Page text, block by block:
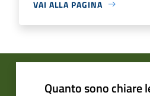
VAI ALLA PAGINA
Quanto sono chiare